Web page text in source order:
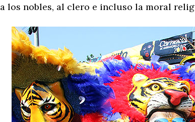
a los nobles, al clero e incluso la moral